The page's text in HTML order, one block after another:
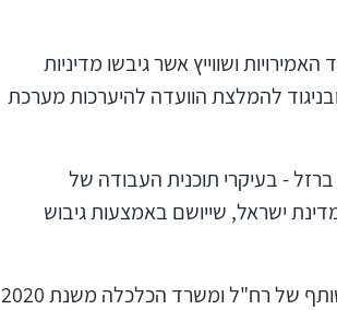
ושווייץ אשר גיבשו מדיניות
ובניגוד להמלצת הוועדה להיערכות מערכת
- בעיקרי תוכנית העבודה של
של מדינת ישראל, שייושם באמצעות גיבוש
מחסור במוצרים חיוניים המוחזקים במלאי החירום של משרד הכלכלה - על פי נוהל משותף של רח"ל ומשרד הכלכלה משנת 2020